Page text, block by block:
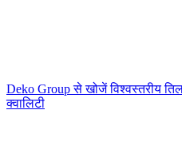
Deko Group से खोजें विश्वस्तरीय
क्वालिटी